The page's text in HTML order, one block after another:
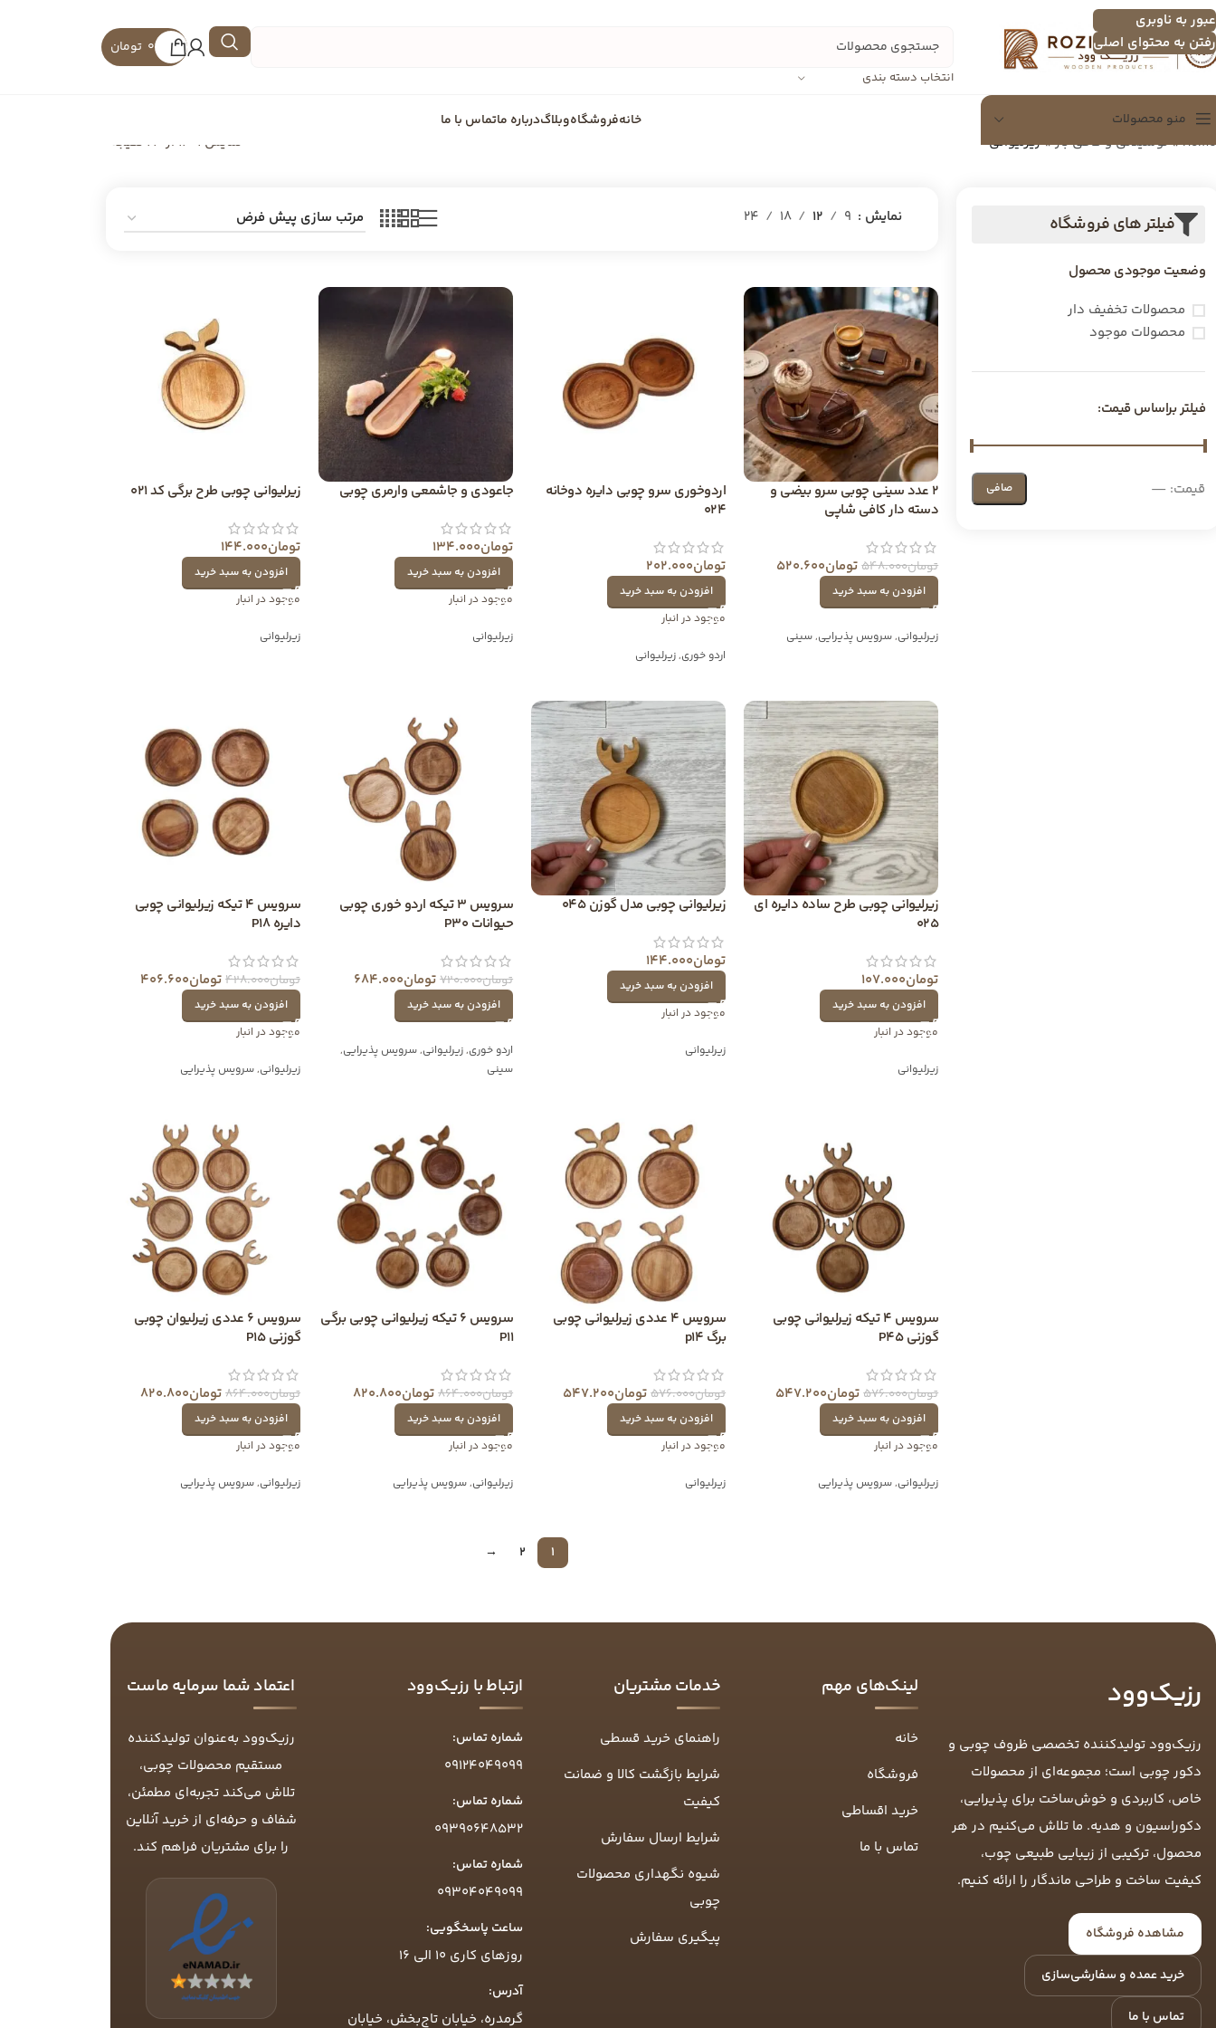
عبور به ناوبری
رفتن به محتوای اصلی
انتخاب دسته بندی
تومان 0
منو محصولات
سینی چندنفره
تخته سرور
شکلات خوری
دسرخوری و عسل خوری
سرویس پذیرایی
خانهفروشگاهوبلاگدرباره ماتماس با ما
Home
»نوشیدنی و کافی بار»زیرلیوانی نمایش 1–12 از 24 نتیجه
فیلتر های فروشگاه
وضعیت موجودی محصول
محصولات تخفیف دار
محصولات موجود
فیلتر براساس قیمت:
صافی قيمت: —
نمایش 9
12
18
24
2 عدد سینی چوبی سرو بیضی و
دسته دار کافی شاپی
تومان548.000 تومان520.600
افزودن به سبد خرید
زیرلیوانی,سرویس پذیرایی,سینی
اردوخوری سرو چوبی دایره دوخانه
024
تومان202.000
افزودن به سبد خرید
موجود در انبار
اردو خوری,زیرلیوانی
جاعودی و جاشمعی وارمری چوبی
تومان134.000
افزودن به سبد خرید
موجود در انبار
زیرلیوانی
زیرلیوانی چوبی طرح برگی کد 021
تومان144.000
افزودن به سبد خرید
موجود در انبار
زیرلیوانی
زیرلیوانی چوبی طرح ساده دایره ای
025
تومان107.000
افزودن به سبد خرید
موجود در انبار
زیرلیوانی
زیرلیوانی چوبی مدل گوزن 045
تومان144.000
افزودن به سبد خرید
موجود در انبار
زیرلیوانی
سرویس 3 تیکه اردو خوری چوبی
حیوانات P30
تومان720.000تومان684.000
افزودن به سبد خرید
اردو خوری,زیرلیوانی,سرویس پذیرایی,
سینی
سرویس 4 تیکه زیرلیوانی چوبی
دایره P18
تومان428.000تومان406.600
افزودن به سبد خرید
موجود در انبار
زیرلیوانی,سرویس پذیرایی
سرویس 4 تیکه زیرلیوانی چوبی
گوزنی P45
تومان576.000 تومان547.200
افزودن به سبد خرید
موجود در انبار
زیرلیوانی,سرویس پذیرایی
سرویس 4 عددی زیرلیوانی چوبی
برگ p14
تومان576.000 تومان547.200
افزودن به سبد خرید
موجود در انبار
زیرلیوانی
سرویس 6 تیکه زیرلیوانی چوبی برگی
P11
تومان864.000تومان820.800
افزودن به سبد خرید
موجود در انبار
زیرلیوانی,سرویس پذیرایی
سرویس 6 عددی زیرلیوان چوبی
گوزنی P15
تومان864.000تومان820.800
افزودن به سبد خرید
موجود در انبار
زیرلیوانی,سرویس پذیرایی
1
2
→
رزیک‌وود
رزیک‌وود تولیدکننده تخصصی ظروف چوبی و
دکور چوبی است؛ مجموعه‌ای از محصولات
خاص، کاربردی و خوش‌ساخت برای پذیرایی،
دکوراسیون و هدیه. ما تلاش می‌کنیم در هر
محصول، ترکیبی از زیبایی طبیعی چوب،
کیفیت ساخت و طراحی ماندگار را ارائه کنیم.
مشاهده فروشگاه
خرید عمده و سفارشی‌سازی
تماس با ما
لینک‌های مهم
خانه
فروشگاه
خرید اقساطی
تماس با ما
خدمات مشتریان
راهنمای خرید قسطی
شرایط بازگشت کالا و ضمانت
کیفیت
شرایط ارسال سفارش
شیوه نگهداری محصولات
چوبی
پیگیری سفارش
ارتباط با رزیک‌وود
شماره تماس:
09124049099
شماره تماس:
09390648532
شماره تماس:
09304049099
ساعت پاسخگویی:
روزهای کاری ۱۰ الی ۱۶
آدرس:
گرمدره، خیابان تاج‌بخش، خیابان
اعتماد شما سرمایه ماست
رزیک‌وود به‌عنوان تولیدکننده
مستقیم محصولات چوبی،
تلاش می‌کند تجربه‌ای مطمئن،
شفاف و حرفه‌ای از خرید آنلاین
را برای مشتریان فراهم کند.